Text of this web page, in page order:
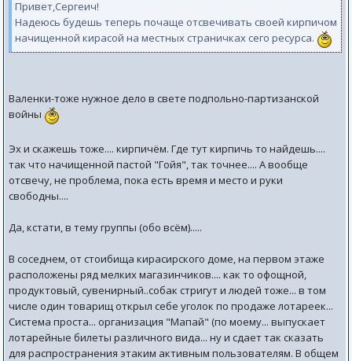
Привет,Сергеич!
Надеюсь будешь теперь почаще отсвечивать своей кирпичом
начищенной кирасой на местных страничках сего ресурса.
Валенки-тоже нужное дело в свете подпольно-партизанской
войны
Эх и скажешь тоже.... кирпичём. Где тут кирпичь то найдешь....
так что начищенной пастой "Гойя", так точнее.... А вообще
отсвечу, не проблема, пока есть время и место и руки
свободны....
Да, кстати, в тему группы (обо всём).....
В соседнем, от стоибища кирасирского доме, на первом этаже
расположены ряд мелких магазинчиков.... как то офощной,
продуктовый, сувенирный..собак стригут и людей тоже... в том
числе один товарищ открыл себе уголок по продаже лотареек...
Система проста... организация "Мапай" (по моему... выпускает
лотарейные билеты различного вида... ну и сдает так сказать
для распространения этаким активным пользователям. В общем